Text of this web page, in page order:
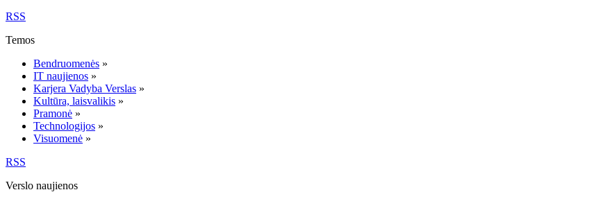
RSS
Temos
Bendruomenės »
IT naujienos »
Karjera Vadyba Verslas »
Kultūra, laisvalikis »
Pramonė »
Technologijos »
Visuomenė »
RSS
Verslo naujienos